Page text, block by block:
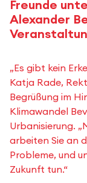
Freunde
Alexander
„Es gibt kein
Katja Rade,
Begrüßung im
Klimawandel
Urbanisierung.
arbeiten Sie an
Probleme, und
Zukunft tun.“